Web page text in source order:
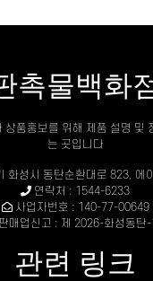
촉물백화
상품홍보를 위해 제품 설명 및
는 곳입니다
화성시 동탄순환대로 823, 에
연락처 : 1544-6233
사업자번호 : 140-77-00649
매업신고 : 제 2026-화성동탄
관련 링크